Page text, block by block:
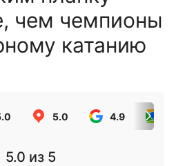
чем чемпионы
катанию
5.0 4.9
5.0 из 5